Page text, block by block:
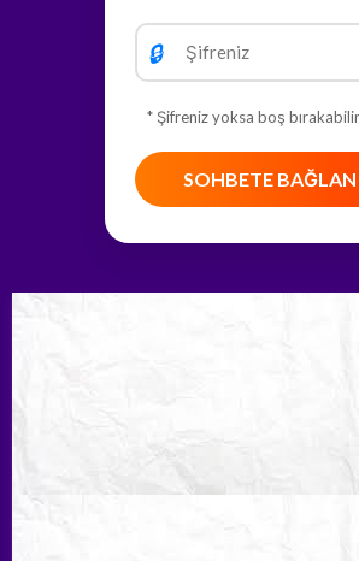
🔒
* Şifreniz yoksa boş
SOHBETE BAĞLAN